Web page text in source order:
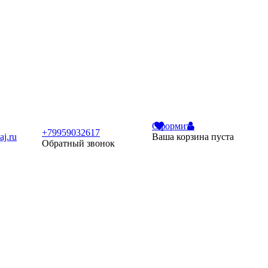
+79959032617
Обратный звонок
Оформить
Ваша корзина пуста